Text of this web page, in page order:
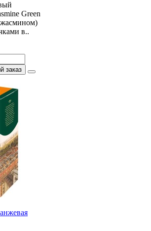
Green
жасмином)
в..
заказ